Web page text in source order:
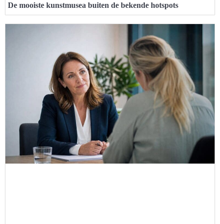
De mooiste kunstmusea buiten de bekende hotspots